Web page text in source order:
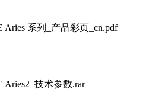
Aries 系列_产品彩页_cn.pdf
Aries2_技术参数.rar